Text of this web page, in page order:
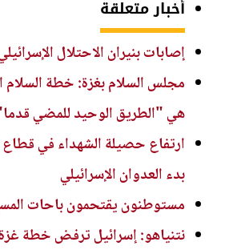
أخبار متعلقة
إصابات بنيران الاحتلال
مجلس السلام بغزة: خطة السلام
هي "الطريق الوحيد للمضي
بدء العدوان الإسرائيلي
مستوطنون يقتحمون باحات
نتنياهو: إسرائيل ترفض خطة غزة